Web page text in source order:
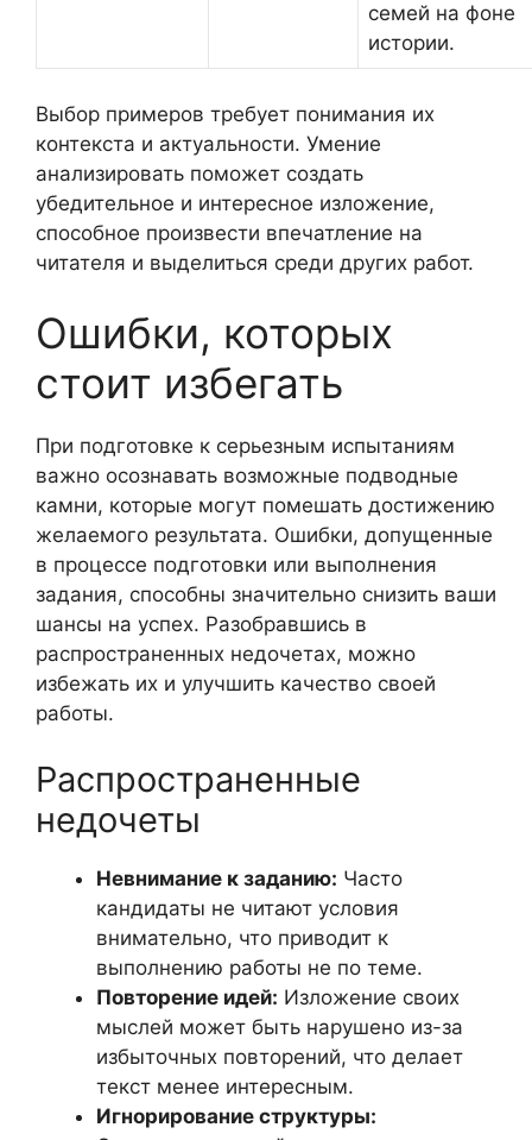
семей на фоне
истории.
Выбор примеров требует понимания их
контекста и актуальности. Умение
анализировать поможет создать
убедительное и интересное изложение,
способное произвести впечатление на
читателя и выделиться среди других работ.
Ошибки, которых
стоит избегать
При подготовке к серьезным испытаниям
важно осознавать возможные подводные
камни, которые могут помешать достижению
желаемого результата. Ошибки, допущенные
в процессе подготовки или выполнения
задания, способны значительно снизить ваши
шансы на успех. Разобравшись в
распространенных недочетах, можно
избежать их и улучшить качество своей
работы.
Распространенные
недочеты
Невнимание к заданию: Часто
кандидаты не читают условия
внимательно, что приводит к
выполнению работы не по теме.
Повторение идей: Изложение своих
мыслей может быть нарушено из-за
избыточных повторений, что делает
текст менее интересным.
Игнорирование структуры: